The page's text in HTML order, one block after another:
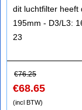
dit luchtfilter heeft
195mm - D3/L3:
23
€76.25
€68.65
(incl BTW)